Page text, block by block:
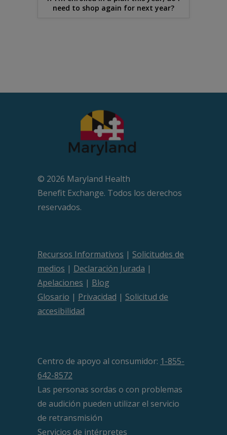
need to shop again for next year?
© 2026 Maryland Health
Beneﬁt Exchange. Todos los derechos
reservados.
Recursos Informativos | Solicitudes de
medios | Declaración Jurada |
Apelaciones | Blog
Glosario | Privacidad | Solicitud de
accesibilidad
Centro de apoyo al consumidor: 1-855-
642-8572
Las personas sordas o con problemas
de audición pueden utilizar el servicio
de retransmisión
Servicios de intérpretes